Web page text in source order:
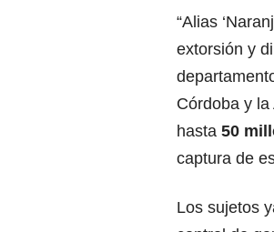
“Alias
extorsión y
Córdoba y
hasta 50
captura de
Los sujetos